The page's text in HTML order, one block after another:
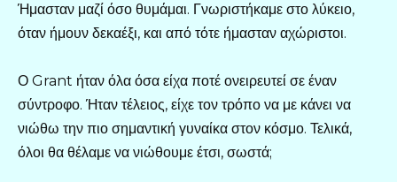
Ήμασταν μαζί όσο θυμάμαι. Γνωριστήκαμε στο λύκειο,
όταν ήμουν δεκαέξι, και από τότε ήμασταν αχώριστοι.
Ο Grant ήταν όλα όσα είχα ποτέ ονειρευτεί σε έναν
σύντροφο. Ήταν τέλειος, είχε τον τρόπο να με κάνει να
νιώθω την πιο σημαντική γυναίκα στον κόσμο. Τελικά,
όλοι θα θέλαμε να νιώθουμε έτσι, σωστά;